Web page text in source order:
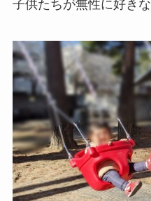
子供たちが無性に好きな